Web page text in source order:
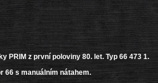
PRIM z první poloviny 80. let. Typ 66 473 1.
66 s manuálním nátahem.